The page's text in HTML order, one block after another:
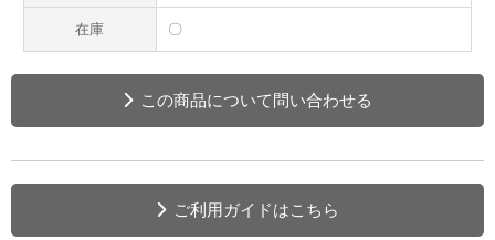
在庫 〇
この商品について問い合わせる
ご利用ガイドはこちら